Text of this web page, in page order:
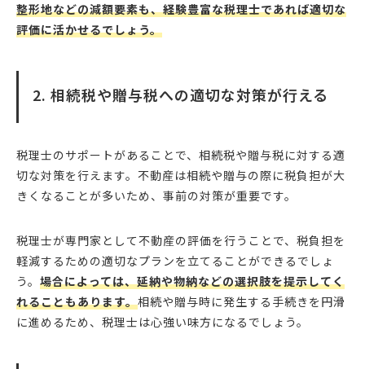
整形地などの減額要素も、経験豊富な税理士であれば適切な
評価に活かせるでしょう。
2. 相続税や贈与税への適切な対策が行える
税理士のサポートがあることで、相続税や贈与税に対する適
切な対策を行えます。不動産は相続や贈与の際に税負担が大
きくなることが多いため、事前の対策が重要です。
税理士が専門家として不動産の評価を行うことで、税負担を
軽減するための適切なプランを立てることができるでしょ
う。 場合によっては、延納や物納などの選択肢を提示してく
れることもあります。相続や贈与時に発生する手続きを円滑
に進めるため、税理士は心強い味方になるでしょう。